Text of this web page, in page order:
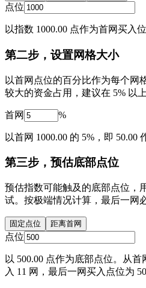
点位
以指数 1000.00 点作为首网买入
第二步，设置网格大小
以首网点位的百分比作为每个网
较大的资金占用，建议在 5% 以上
首网 %
以首网 1000.00 的 5%，即 50.00
第三步，预估底部点位
预估指数可能触及的底部点位，
试。按极端情况计算，最后一网
固定点位 距离首网
点位
以 500.00 点作为底部点位。从
入 11 网，最后一网买入点位为